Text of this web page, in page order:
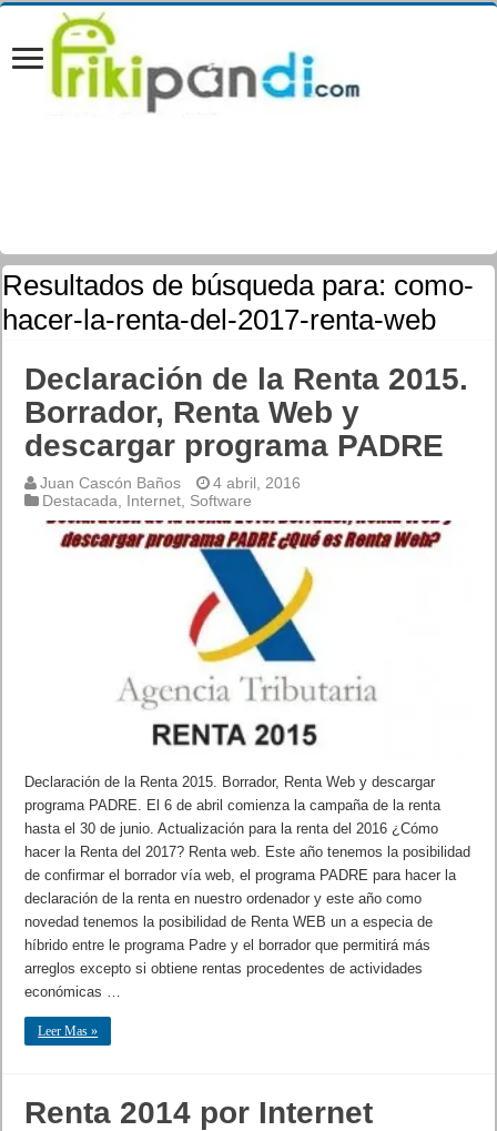
Resultados de búsqueda para: como-
hacer-la-renta-del-2017-renta-web
Declaración de la Renta 2015.
Borrador, Renta Web y
descargar programa PADRE
Juan Cascón Baños
4 abril, 2016
Destacada
Internet Software
Declaración de la Renta 2015. Borrador, Renta Web y descargar
programa PADRE. El 6 de abril comienza la campaña de la renta
hasta el 30 de junio. Actualización para la renta del 2016 ¿Cómo
hacer la Renta del 2017? Renta web. Este año tenemos la posibilidad
de confirmar el borrador vía web, el programa PADRE para hacer la
declaración de la renta en nuestro ordenador y este año como
novedad tenemos la posibilidad de Renta WEB un a especia de
híbrido entre le programa Padre y el borrador que permitirá más
arreglos excepto si obtiene rentas procedentes de actividades
económicas …
Leer Mas »
Renta 2014 por Internet